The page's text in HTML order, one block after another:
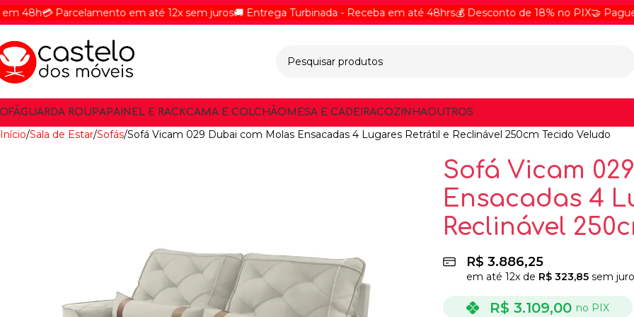
💳 Parcelamento em até 12x sem juros🚚 Entrega Turbinada - Receba em até 48hrs💰 Desconto de 18% no PIX🤝 Pague
GUARDA ROUPA PAINEL E RACKCAMA E COLCHÃO MESA E CADEIRACOZINHAOUTROS
Início Sala de Estar Sofás Sofá Vicam 029 Dubai com Molas Ensacadas 4 Lugares Retrátil e Reclinável 250cm Tecido Veludo
Sofá Vicam
Ensacadas 4
Reclinável
R$ 3.886,25
em até 12x de R$323,85sem
R$ 3.109,00 no PIX